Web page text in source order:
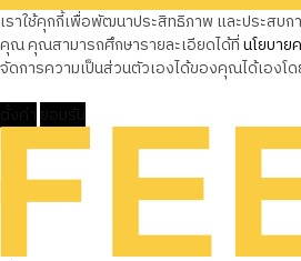
เราใช้คุกกี้เพื่อพัฒนาประสิทธิภาพ และประสบก
คุณ คุณสามารถศึกษารายละเอียดได้ที่นโยบาย
จัดการความเป็นส่วนตัวเองได้ของคุณได้เองโ